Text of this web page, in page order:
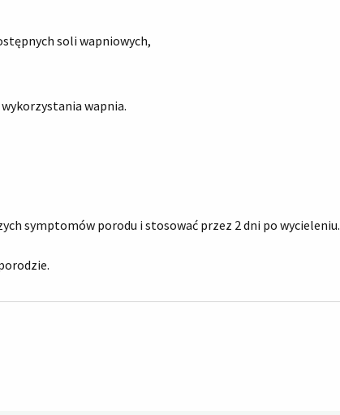
soli wapniowych,
wapnia.
symptomów porodu i stosować przez 2 dni po wycieleniu.